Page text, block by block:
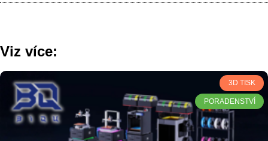
Viz více:
3D TISK
PORADENSTVÍ